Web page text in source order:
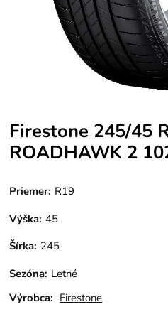
Firestone 245/45
ROADHAWK 2
Priemer: R19
Výška: 45
Šírka: 245
Sezóna: Letné
Výrobca: Firestone